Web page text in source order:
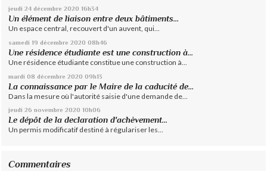
jeudi 24 décembre 2020 16h34
Un élément de liaison entre deux bâtiments...
Un espace central, recouvert d'un auvent, qui...
samedi 19 décembre 2020 08h46
Une résidence étudiante est une construction à...
Une résidence étudiante constitue une construction à...
mardi 08 décembre 2020 09h13
La connaissance par le Maire de la caducité de...
Dans la mesure où l'autorité saisie d'une demande de...
jeudi 26 novembre 2020 10h06
Le dépôt de la declaration d'achèvement...
Un permis modificatif destiné à régulariser les...
Commentaires